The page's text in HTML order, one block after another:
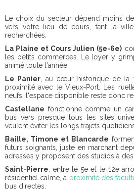
Le choix du secteur dépend moins
vers votre lieu de cours, tant la
recherchées.
La Plaine et Cours Julien (5e-6e)
les petits commerces. Le loyer y
animé toute l'année.
Le Panier , au cœur historique de la
proximité avec le Vieux-Port. Les
neufs, l'espace disponible reste donc
Castellane fonctionne comme un
bus vers presque tous les sites
veulent éviter les longs trajets
Baille, Timone et Blancarde
futurs soignants, juste en marchant
adresses y proposent des studios à des
Saint-Pierre , entre le 5e et le 12e
résidentiel calme, à proximité des
bus directes.